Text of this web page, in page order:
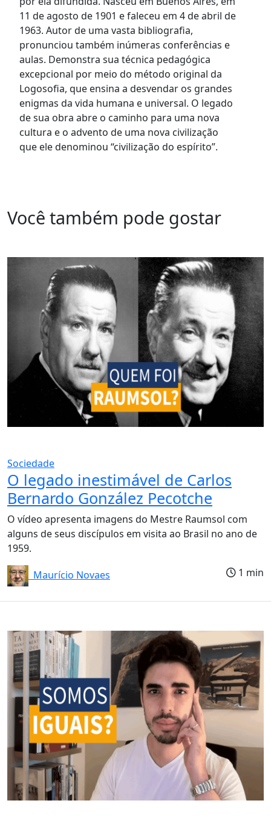
11 de agosto de 1901 e faleceu em 4 de abril de
1963. Autor de uma vasta bibliografia,
pronunciou também inúmeras conferências e
aulas. Demonstra sua técnica pedagógica
excepcional por meio do método original da
Logosofia, que ensina a desvendar os grandes
enigmas da vida humana e universal. O legado
de sua obra abre o caminho para uma nova
cultura e o advento de uma nova civilização
que ele denominou “civilização do espírito”.
Você também pode gostar
Sociedade
O legado inestimável de Carlos
Bernardo González Pecotche
O vídeo apresenta imagens do Mestre Raumsol com
alguns de seus discípulos em visita ao Brasil no ano de
1959.
Maurício Novaes
1 min